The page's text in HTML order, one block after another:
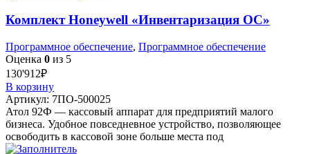
Комплект Honeywell «Инвентаризация ОС»
Программное обеспечение, Программное обеспечение
Оценка 0 из 5
130'912₽
В корзину
Артикул: 7ПО-500025
Атол 92Ф — кассовый аппарат для предприятий малого
бизнеса. Удобное повседневное устройство, позволяющее
освободить в кассовой зоне больше места под